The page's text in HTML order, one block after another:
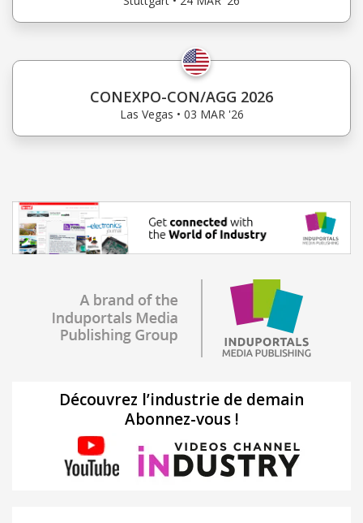
CONEXPO-CON/AGG 2026
Las Vegas • 03 MAR '26
Découvrez l’industrie de demain
Abonnez-vous !